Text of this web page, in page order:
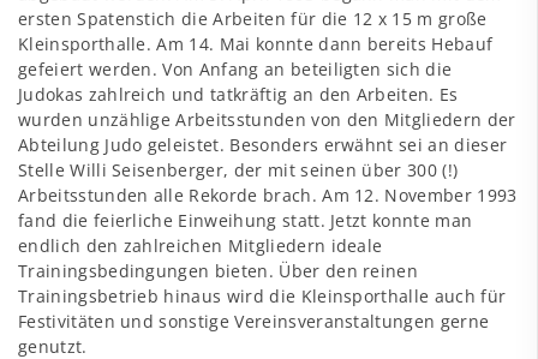
ersten Spatenstich die Arbeiten für die 12 x 15 m große
Kleinsporthalle. Am 14. Mai konnte dann bereits Hebauf
gefeiert werden. Von Anfang an beteiligten sich die
Judokas zahlreich und tatkräftig an den Arbeiten. Es
wurden unzählige Arbeitsstunden von den Mitgliedern der
Abteilung Judo geleistet. Besonders erwähnt sei an dieser
Stelle Willi Seisenberger, der mit seinen über 300 (!)
Arbeitsstunden alle Rekorde brach. Am 12. November 1993
fand die feierliche Einweihung statt. Jetzt konnte man
endlich den zahlreichen Mitgliedern ideale
Trainingsbedingungen bieten. Über den reinen
Trainingsbetrieb hinaus wird die Kleinsporthalle auch für
Festivitäten und sonstige Vereinsveranstaltungen gerne
genutzt.